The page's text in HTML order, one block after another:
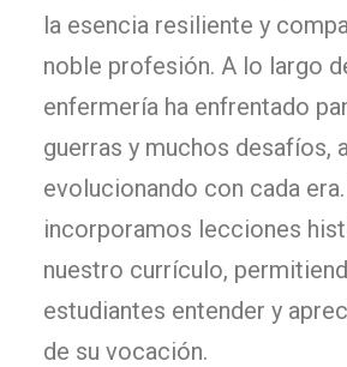
la esencia resiliente y
noble profesión. A lo largo
enfermería ha enfrentado
guerras y muchos desafíos,
evolucionando con cada era.
incorporamos lecciones
nuestro currículo,
estudiantes entender y
de su vocación.